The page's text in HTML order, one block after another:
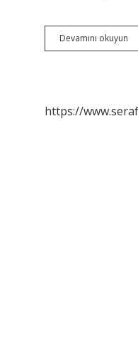
Devamını okuyun
Su
https://